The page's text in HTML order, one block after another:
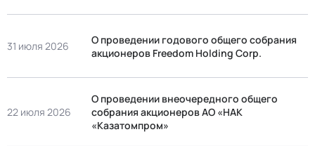
31 июля 2026
О проведении годового общего собрания
акционеров Freedom Holding Corp.
22 июля 2026
О проведении внеочередного общего
собрания акционеров АО «НАК
«Казатомпром»